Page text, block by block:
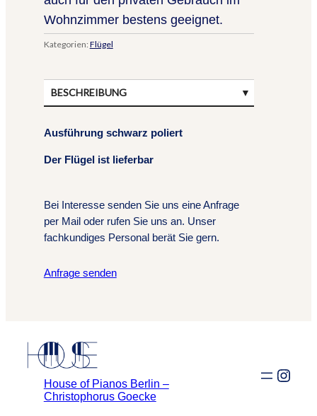
Wohnzimmer bestens geeignet.
Kategorien: Flügel
BESCHREIBUNG
Ausführung schwarz poliert
Der Flügel ist lieferbar
Bei Interesse senden Sie uns eine Anfrage
per Mail oder rufen Sie uns an. Unser
fachkundiges Personal berät Sie gern.
Anfrage senden
House of Pianos Berlin –
Christophorus Goecke